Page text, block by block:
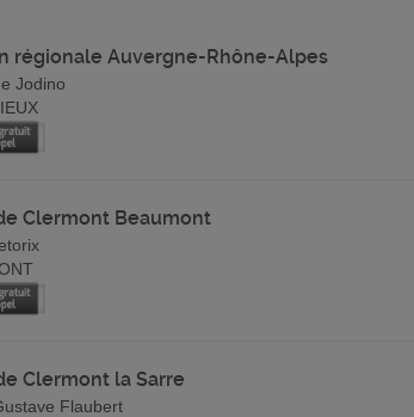
régionale Auvergne-Rhône-Alpes
Jodino
Clermont Beaumont
Clermont la Sarre
Flaubert